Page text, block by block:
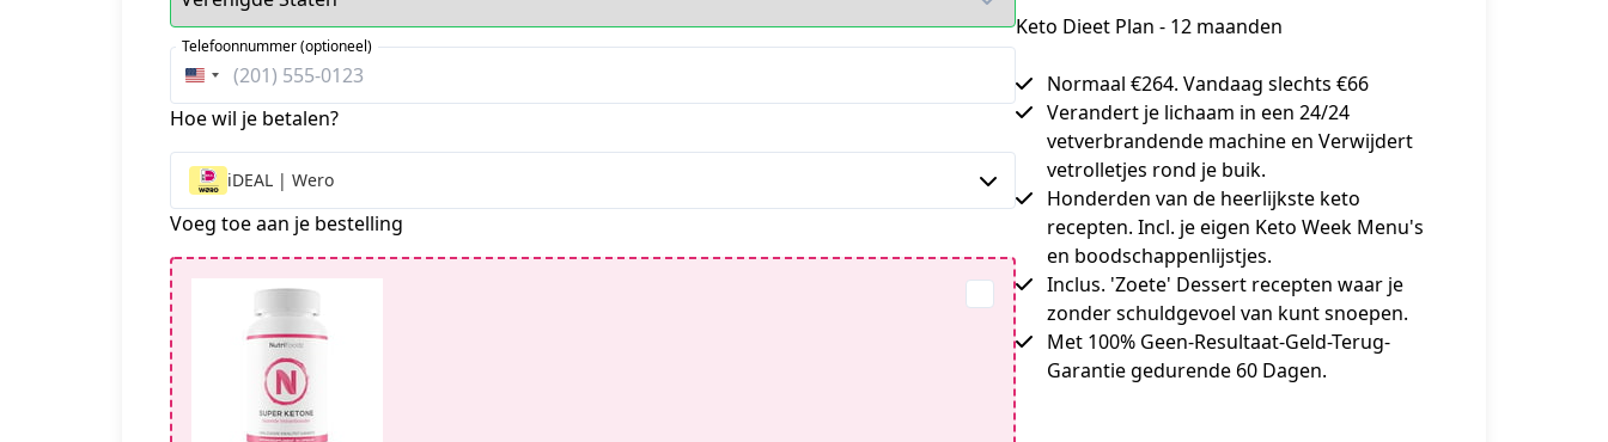
Keto Dieet Plan - 12 maanden
Normaal €264. Vandaag slechts €66
Verandert je lichaam in een 24/24
vetverbrandende machine en Verwijdert
vetrolletjes rond je buik.
Honderden van de heerlijkste keto
recepten. Incl. je eigen Keto Week Menu's
en boodschappenlijstjes.
Inclus. 'Zoete' Dessert recepten waar je
zonder schuldgevoel van kunt snoepen.
Met 100% Geen-Resultaat-Geld-Terug-
Garantie gedurende 60 Dagen.
Verenigde
Staten
Telefoonnummer (optioneel)
Hoe wil je betalen?
iDEAL | Wero
Voeg toe aan je bestelling